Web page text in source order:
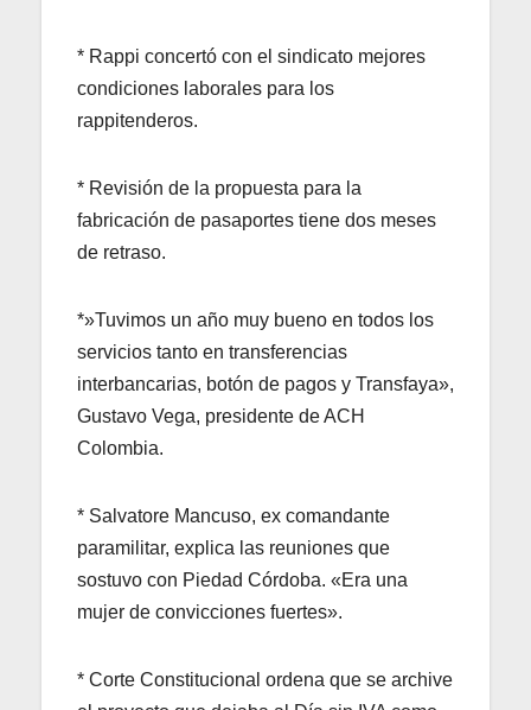
* Rappi concertó con el sindicato mejores
condiciones laborales para los
rappitenderos.
* Revisión de la propuesta para la
fabricación de pasaportes tiene dos meses
de retraso.
*»Tuvimos un año muy bueno en todos los
servicios tanto en transferencias
interbancarias, botón de pagos y Transfaya»,
Gustavo Vega, presidente de ACH
Colombia.
* Salvatore Mancuso, ex comandante
paramilitar, explica las reuniones que
sostuvo con Piedad Córdoba. «Era una
mujer de convicciones fuertes».
* Corte Constitucional ordena que se archive